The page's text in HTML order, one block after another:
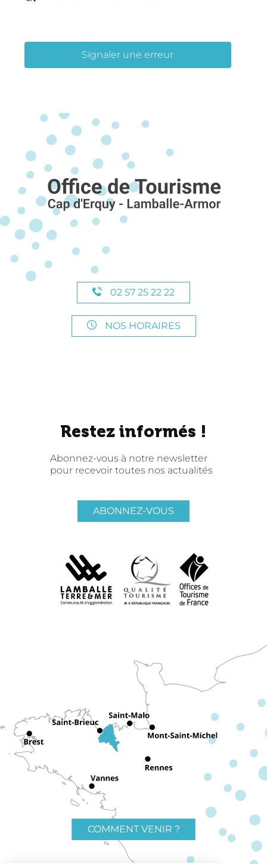
Signaler une erreur
02 57 25 22 22
NOS HORAIRES
Restez informés !
Abonnez-vous à notre newsletter
pour recevoir toutes nos actualités
ABONNEZ-VOUS
COMMENT VENIR ?